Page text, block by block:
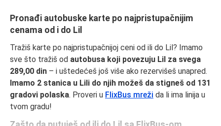
Pronađi autobuske karte po najpristupačnijim
cenama od i do Lil
Tražiš karte po najpristupačnijoj ceni od ili do Lil? Imamo
sve što tražiš od autobusa koji povezuju Lil za svega
289,00 din – i uštedećeš još više ako rezervišeš unapred.
Imamo 2 stanica u Lili do njih možeš da stigneš od 131
gradovi polaska. Proveri u FlixBus mreži da li ima linija u
tvom gradu!